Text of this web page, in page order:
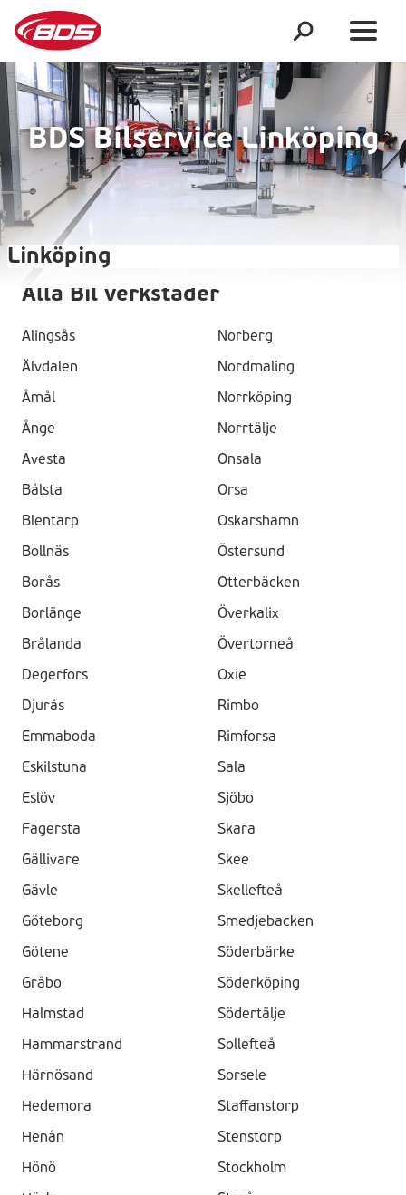
BDS Bilservice Linköping
Linköping
Alla Bil verkstäder
Alingsås
Älvdalen
Åmål
Ånge
Avesta
Bålsta
Blentarp
Bollnäs
Borås
Borlänge
Brålanda
Degerfors
Djurås
Emmaboda
Eskilstuna
Eslöv
Fagersta
Gällivare
Gävle
Göteborg
Götene
Gråbo
Halmstad
Hammarstrand
Härnösand
Hedemora
Henån
Hönö
Norberg
Nordmaling
Norrköping
Norrtälje
Onsala
Orsa
Oskarshamn
Östersund
Otterbäcken
Överkalix
Övertorneå
Oxie
Rimbo
Rimforsa
Sala
Sjöbo
Skara
Skee
Skellefteå
Smedjebacken
Söderbärke
Söderköping
Södertälje
Sollefteå
Sorsele
Staffanstorp
Stenstorp
Stockholm